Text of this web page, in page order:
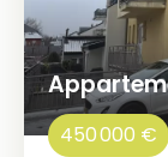
450 000 €